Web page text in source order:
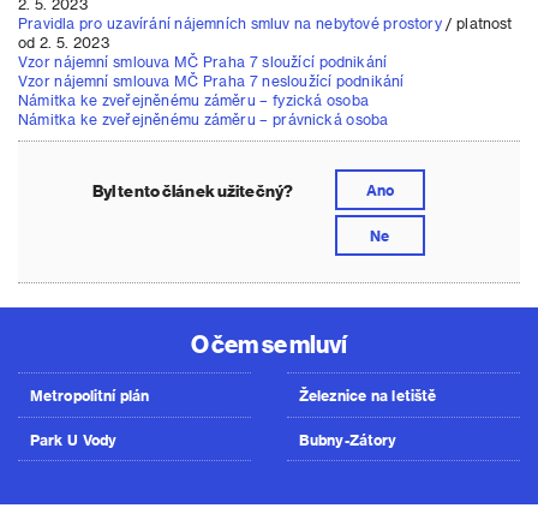
2. 5. 2023
Pravidla pro uzavírání nájemních smluv na nebytové prostory/ platnost
od 2. 5. 2023
Vzor nájemní smlouva MČ Praha 7 sloužící podnikání
Vzor nájemní smlouva MČ Praha 7 nesloužící podnikání
Námitka ke zveřejněnému záměru – fyzická osoba
Námitka ke zveřejněnému záměru – právnická osoba
Byl tento článek užitečný? Ano
Ne
O čem se mluví
Metropolitní plán
Park U Vody
Železnice na letiště
Bubny-Zátory